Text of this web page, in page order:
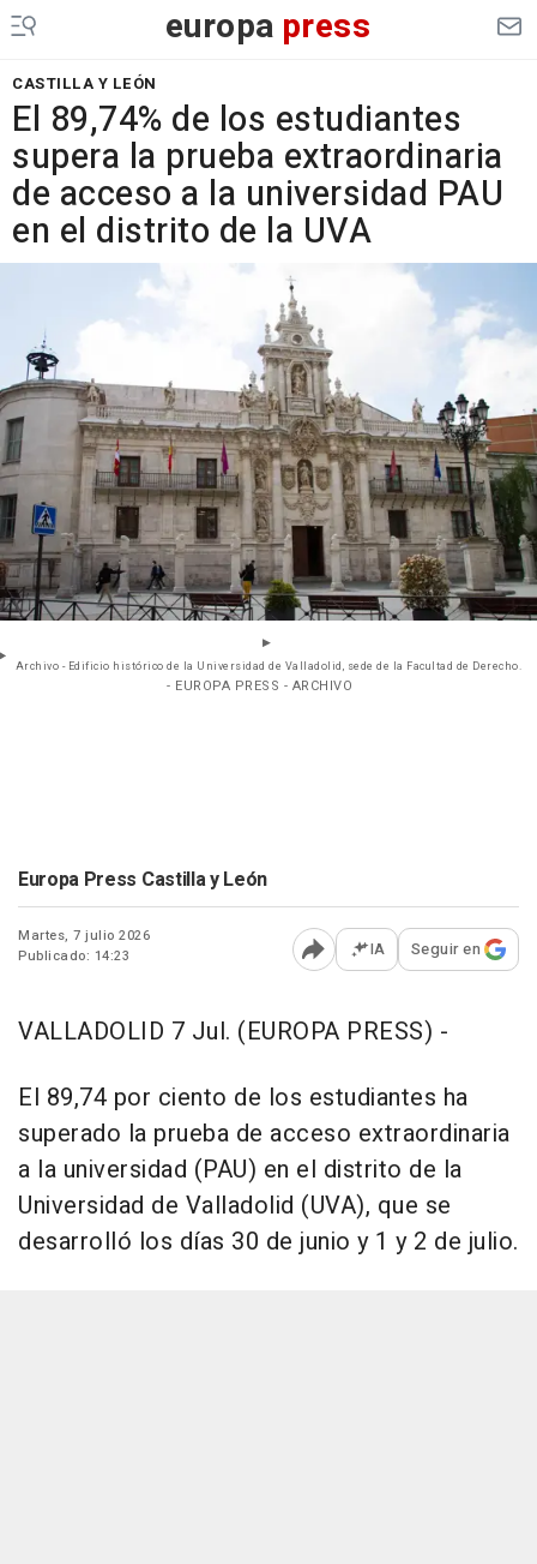
europa press
CASTILLA Y LEÓN
El 89,74% de los estudiantes
supera la prueba extraordinaria
de acceso a la universidad PAU
en el distrito de la UVA
Archivo - Edificio histórico de la Universidad de Valladolid, sede de la Facultad de Derecho.
- EUROPA PRESS - ARCHIVO
Europa Press Castilla y León
Martes, 7 julio 2026
Publicado: 14:23
Abrir opciones para
IA Seguir en
VALLADOLID 7 Jul. (EUROPA PRESS) -
El 89,74 por ciento de los estudiantes ha
superado la prueba de acceso extraordinaria
a la universidad (PAU) en el distrito de la
Universidad de Valladolid (UVA), que se
desarrolló los días 30 de junio y 1 y 2 de julio.